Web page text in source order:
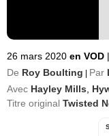
26 mars 2020 en VOD |
De Roy Boulting Par
Avec Hayley Mills
Titre original Twisted